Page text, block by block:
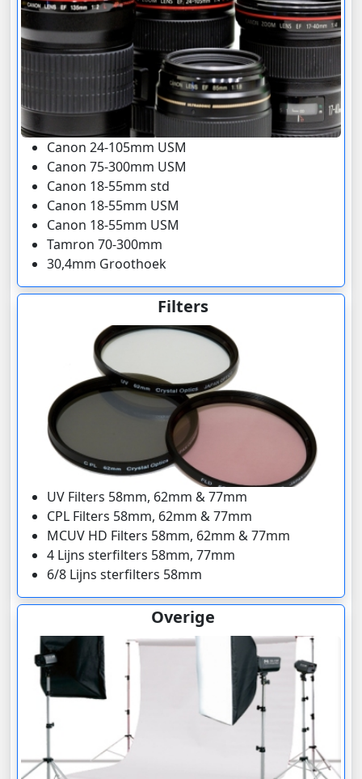
Canon 24-105mm USM
Canon 75-300mm USM
Canon 18-55mm std
Canon 18-55mm USM
Canon 18-55mm USM
Tamron 70-300mm
30,4mm Groothoek
Filters
UV Filters 58mm, 62mm & 77mm
CPL Filters 58mm, 62mm & 77mm
MCUV HD Filters 58mm, 62mm & 77mm
4 Lijns sterfilters 58mm, 77mm
6/8 Lijns sterfilters 58mm
Overige